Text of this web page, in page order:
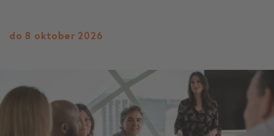
do 8 oktober 2026